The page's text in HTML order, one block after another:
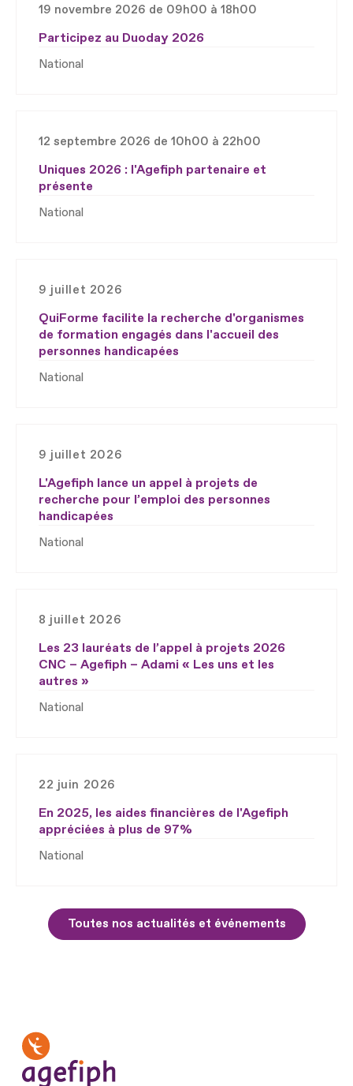
19 novembre 2026 de 09h00 à 18h00
Participez au Duoday 2026
National
12 septembre 2026 de 10h00 à 22h00
Uniques 2026 : l'Agefiph partenaire et
présente
National
9 juillet 2026
QuiForme facilite la recherche d'organismes
de formation engagés dans l'accueil des
personnes handicapées
National
9 juillet 2026
L'Agefiph lance un appel à projets de
recherche pour l’emploi des personnes
handicapées
National
8 juillet 2026
Les 23 lauréats de l’appel à projets 2026
CNC – Agefiph – Adami « Les uns et les
autres »
National
22 juin 2026
En 2025, les aides financières de l'Agefiph
appréciées à plus de 97%
National
Toutes nos actualités et événements